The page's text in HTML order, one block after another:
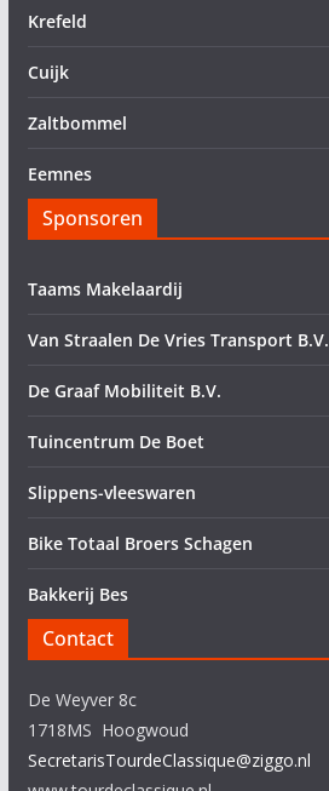
Krefeld
Cuijk
Zaltbommel
Eemnes
Sponsoren
Taams Makelaardij
Van Straalen De Vries Transport B.V.
De Graaf Mobiliteit B.V.
Tuincentrum De Boet
Slippens-vleeswaren
Bike Totaal Broers Schagen
Bakkerij Bes
Contact
De Weyver 8c
1718MS Hoogwoud
SecretarisTourdeClassique@ziggo.nl